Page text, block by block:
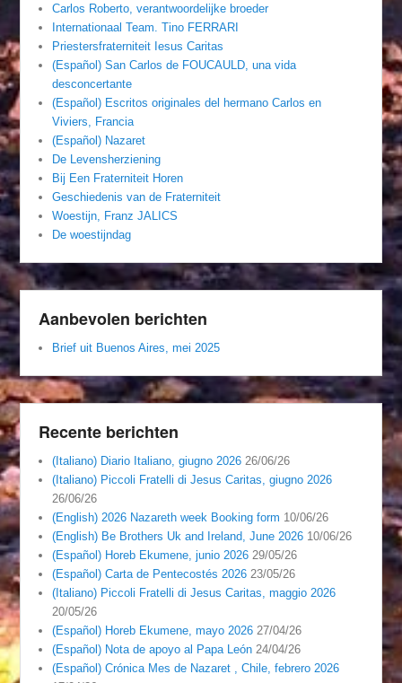
Carlos Roberto, verantwoordelijke broeder
Internationaal Team. Tino FERRARI
Priestersfraterniteit Iesus Caritas
(Español) San Carlos de FOUCAULD, una vida
desconcertante
(Español) Escritos originales del hermano Carlos en
Viviers, Francia
(Español) Nazaret
De Levensherziening
Bij Een Fraterniteit Horen
Geschiedenis van de Fraterniteit
Woestijn, Franz JALICS
De woestijndag
Aanbevolen berichten
Brief uit Buenos Aires, mei 2025
Recente berichten
(Italiano) Diario Italiano, giugno 2026 26/06/26
(Italiano) Piccoli Fratelli di Jesus Caritas, giugno 2026
26/06/26
(English) 2026 Nazareth week Booking form 10/06/26
(English) Be Brothers Uk and Ireland, June 2026 10/06/26
(Español) Horeb Ekumene, junio 2026 29/05/26
(Español) Carta de Pentecostés 2026 23/05/26
(Italiano) Piccoli Fratelli di Jesus Caritas, maggio 2026
20/05/26
(Español) Horeb Ekumene, mayo 2026 27/04/26
(Español) Nota de apoyo al Papa León 24/04/26
(Español) Crónica Mes de Nazaret , Chile, febrero 2026